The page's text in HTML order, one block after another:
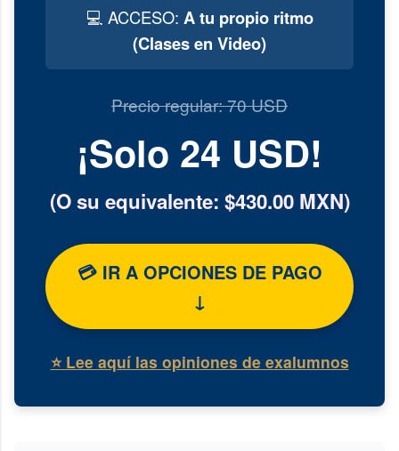
💻 ACCESO: A tu propio ritmo
(Clases en Video)
Precio regular: 70 USD
¡Solo 24 USD!
(O su equivalente: $430.00 MXN)
💳 IR A OPCIONES DE PAGO
↓
⭐ Lee aquí las opiniones de exalumnos